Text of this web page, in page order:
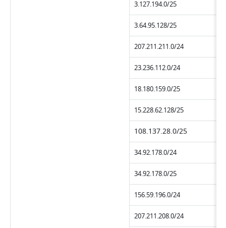
3.127.194.0/25
3.64.95.128/25
207.211.211.0/24
23.236.112.0/24
18.180.159.0/25
15.228.62.128/25
108.137.28.0/25
34.92.178.0/24
34.92.178.0/25
156.59.196.0/24
207.211.208.0/24